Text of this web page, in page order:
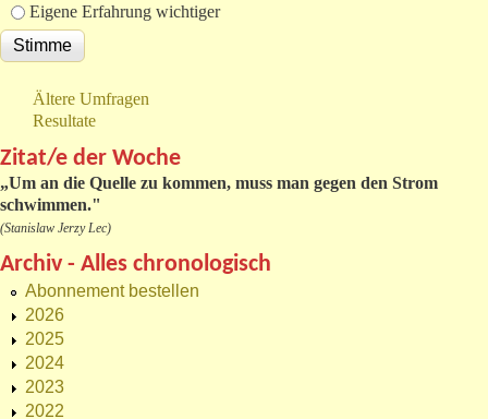
Eigene Erfahrung wichtiger
Ältere Umfragen
Resultate
Zitat/e der Woche
„Um an die Quelle zu kommen, muss man gegen den Strom
schwimmen."
(Stanislaw Jerzy Lec)
Archiv - Alles chronologisch
Abonnement bestellen
2026
2025
2024
2023
2022